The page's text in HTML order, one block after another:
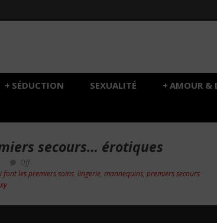
SÉDUCTION
+ SEXUALITÉ AMOUR &
+
secours… érotiques
Off
font les premiers soins lingerie mannequins premiers secours